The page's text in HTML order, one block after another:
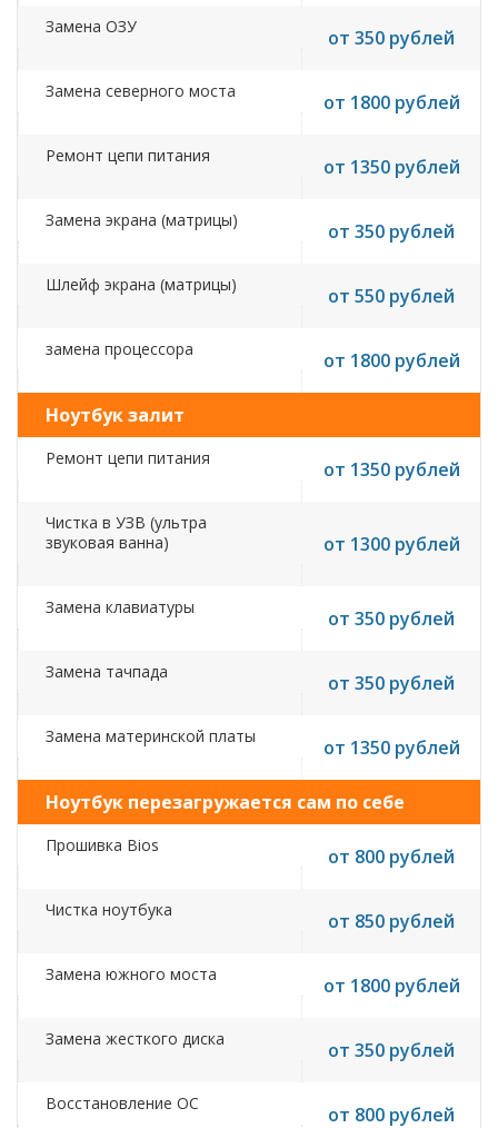
Замена ОЗУ от 350 рублей
Замена северного моста от 1800 рублей
Ремонт цепи питания от 1350 рублей
Замена экрана (матрицы) от 350 рублей
Шлейф экрана (матрицы) от 550 рублей
замена процессора от 1800 рублей
Ноутбук залит
Ремонт цепи питания от 1350 рублей
Чистка в УЗВ (ультра
звуковая ванна)
от 1300 рублей
Замена клавиатуры от 350 рублей
Замена тачпада от 350 рублей
Замена материнской платы от 1350 рублей
Ноутбук перезагружается сам по себе
Прошивка Bios от 800 рублей
Чистка ноутбука от 850 рублей
Замена южного моста от 1800 рублей
Замена жесткого диска от 350 рублей
Восстановление ОС от 800 рублей